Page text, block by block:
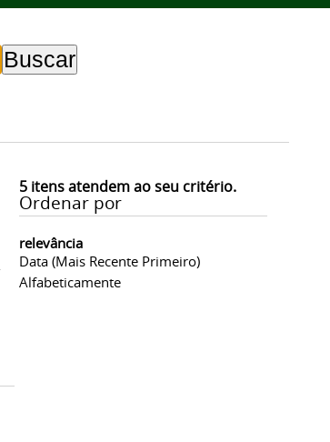
5itens atendem ao seu critério.
Ordenar por
relevância
Data (mais Recente Primeiro)
Alfabeticamente